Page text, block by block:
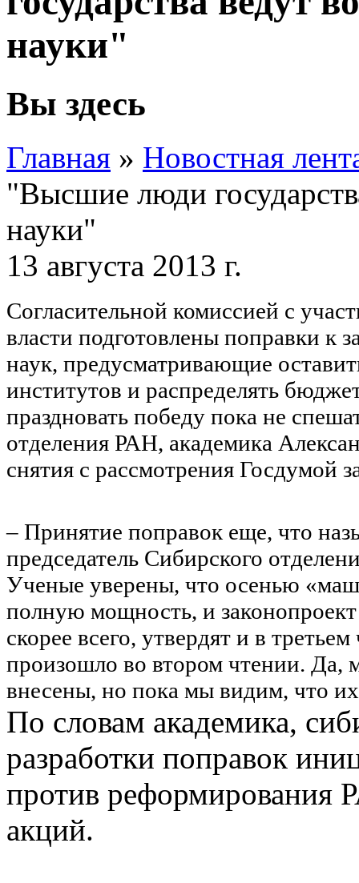
науки"
Вы здесь
Главная » Новостная
"Высшие люди
науки"
13 августа 2013 г.
Согласительной комиссией с
власти подготовлены поправки к
наук, предусматривающие
институтов и распределять
праздновать победу пока не
отделения РАН, академика
снятия с рассмотрения Госдумой
– Принятие поправок еще, что
председатель Сибирского
Ученые уверены, что осенью
полную мощность, и
скорее всего, утвердят и в
произошло во втором чтении. Да,
внесены, но пока мы видим, что
По словам академика,
разработки поправок
против реформирования
акций.